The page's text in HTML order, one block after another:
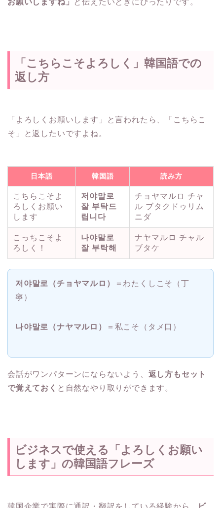
「こちらこそよろしく」韓国語での
返し方
「よろしくお願いします」と言われたら、「こちらこ
そ」と返したいですよね。
日本語 韓国語 読み方
こちらこそよ
ろしくお願い
します
저야말로
잘 부탁드
립니다
チョヤマルロ チャ
ル ブタクドゥリム
ニダ
こっちこそよ
ろしく！
나야말로
잘 부탁해
ナヤマルロ チャル
ブタケ
저야말로（チョヤマルロ）
＝わたくしこそ（丁
寧）
나야말로（ナヤマルロ） ＝私こそ（タメ口）
会話がワンパターンにならないよう、 返し方もセット
で覚えておく と自然なやり取りができます。
ビジネスで使える「よろしくお願い
します」の韓国語フレーズ
韓国企業で実際に通訳・翻訳をしている経験から、 ビ